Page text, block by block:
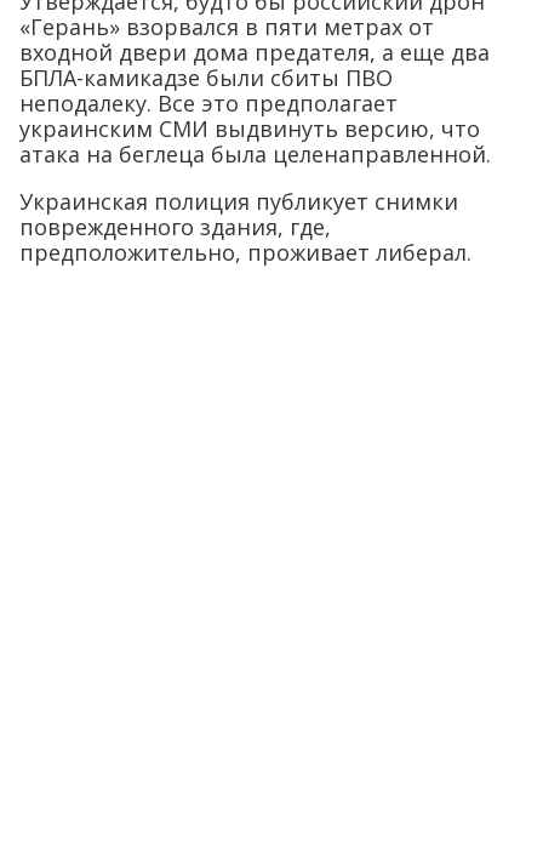
«Герань» взорвался в пяти метрах от
входной двери дома предателя, а еще два
БПЛА-камикадзе были сбиты ПВО
неподалеку. Все это предполагает
украинским СМИ выдвинуть версию, что
атака на беглеца была целенаправленной.
Украинская полиция публикует снимки
поврежденного здания, где,
предположительно, проживает либерал.